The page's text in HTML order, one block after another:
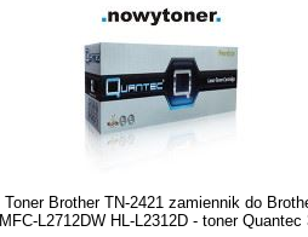
Toner Brother TN-2421 zamiennik do
MFC-L2712DW HL-L2312D - toner Quantec